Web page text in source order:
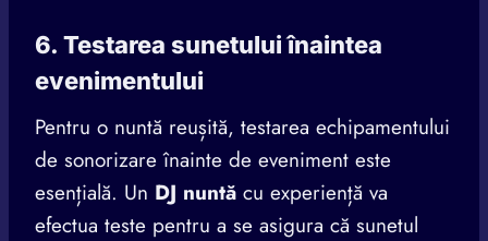
6. Testarea sunetului înaintea
evenimentului
Pentru o nuntă reușită, testarea echipamentului
de sonorizare înainte de eveniment este
esențială. Un DJ nuntă cu experiență va
efectua teste pentru a se asigura că sunetul